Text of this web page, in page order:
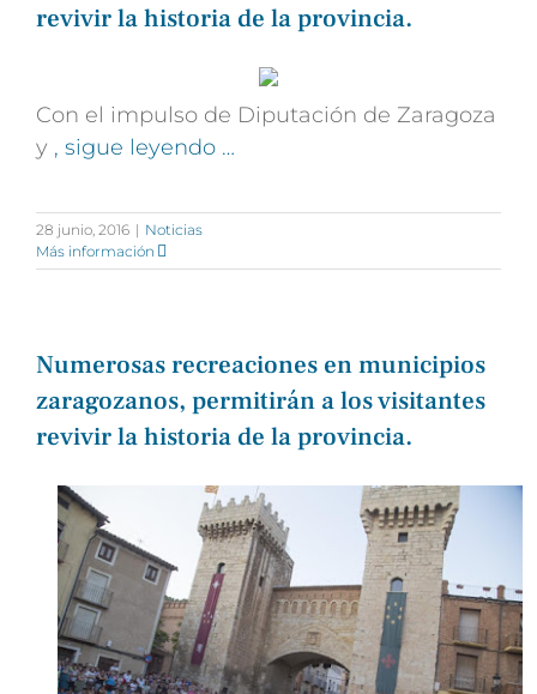
revivir la historia de la provincia.
Con el impulso de Diputación de Zaragoza
y , sigue leyendo …
28 junio, 2016 | Noticias
Más información
Numerosas recreaciones en municipios
zaragozanos, permitirán a los visitantes
revivir la historia de la provincia.